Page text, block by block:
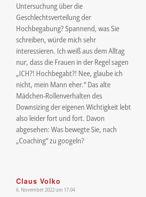
Untersuchung über die
Geschlechtsverteilung der
Hochbegabung? Spannend, was Sie
schreiben, würde mich sehr
interessieren. Ich weiß aus dem Alltag
nur, dass die Frauen in der Regel sagen
„ICH?! Hochbegabt?! Nee, glaube ich
nicht, mein Mann eher.“ Das alte
Mädchen-Rollenverhalten des
Downsizing der eigenen Wichtigkeit lebt
also leider fort und fort. Davon
abgesehen: Was bewegte Sie, nach
„Coaching“ zu googeln?
Claus Volko
sagte:
6. November 2022 um 17:04